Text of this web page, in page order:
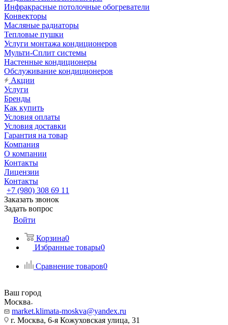
Инфракрасные потолочные обогреватели
Конвекторы
Масляные радиаторы
Тепловые пушки
Услуги монтажа кондиционеров
Мульти-Сплит системы
Настенные кондиционеры
Обслуживание кондиционеров
Акции
Услуги
Бренды
Как купить
Условия оплаты
Условия доставки
Гарантия на товар
Компания
О компании
Контакты
Лицензии
Контакты
+7 (980) 308 69 11
Заказать звонок
Задать вопрос
Войти
Корзина0
Избранные товары0
Сравнение товаров0
Ваш город
Москва
market.klimata-moskva@yandex.ru
г. Москва, 6-я Кожуховская улица, 31